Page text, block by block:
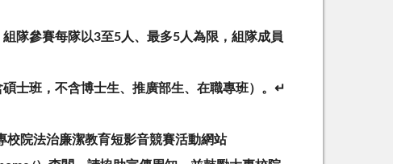
組 隊參賽每隊以3至5人、 最多5人為限， 組 隊成員
碩士班， 不含博士生、 推廣部生、 在職專班） 。 ↵
校院法治廉潔教育短影音競賽活動網站